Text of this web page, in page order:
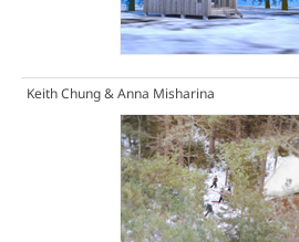
Keith Chung & Anna Misharina